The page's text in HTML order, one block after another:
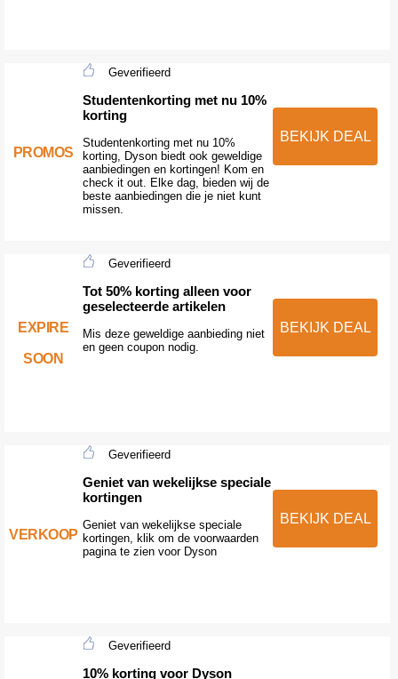
PROMOS
Geverifieerd
Studentenkorting met nu 10%
korting
Studentenkorting met nu 10%
korting, Dyson biedt ook geweldige
aanbiedingen en kortingen! Kom en
check it out. Elke dag, bieden wij de
beste aanbiedingen die je niet kunt
missen.
BEKIJK DEAL
EXPIRE
SOON
Geverifieerd
Tot 50% korting alleen voor
geselecteerde artikelen
Mis deze geweldige aanbieding niet
en geen coupon nodig.
BEKIJK DEAL
VERKOOP
Geverifieerd
Geniet van wekelijkse speciale
kortingen
Geniet van wekelijkse speciale
kortingen, klik om de voorwaarden
pagina te zien voor Dyson
BEKIJK DEAL
Geverifieerd
10% korting voor Dyson